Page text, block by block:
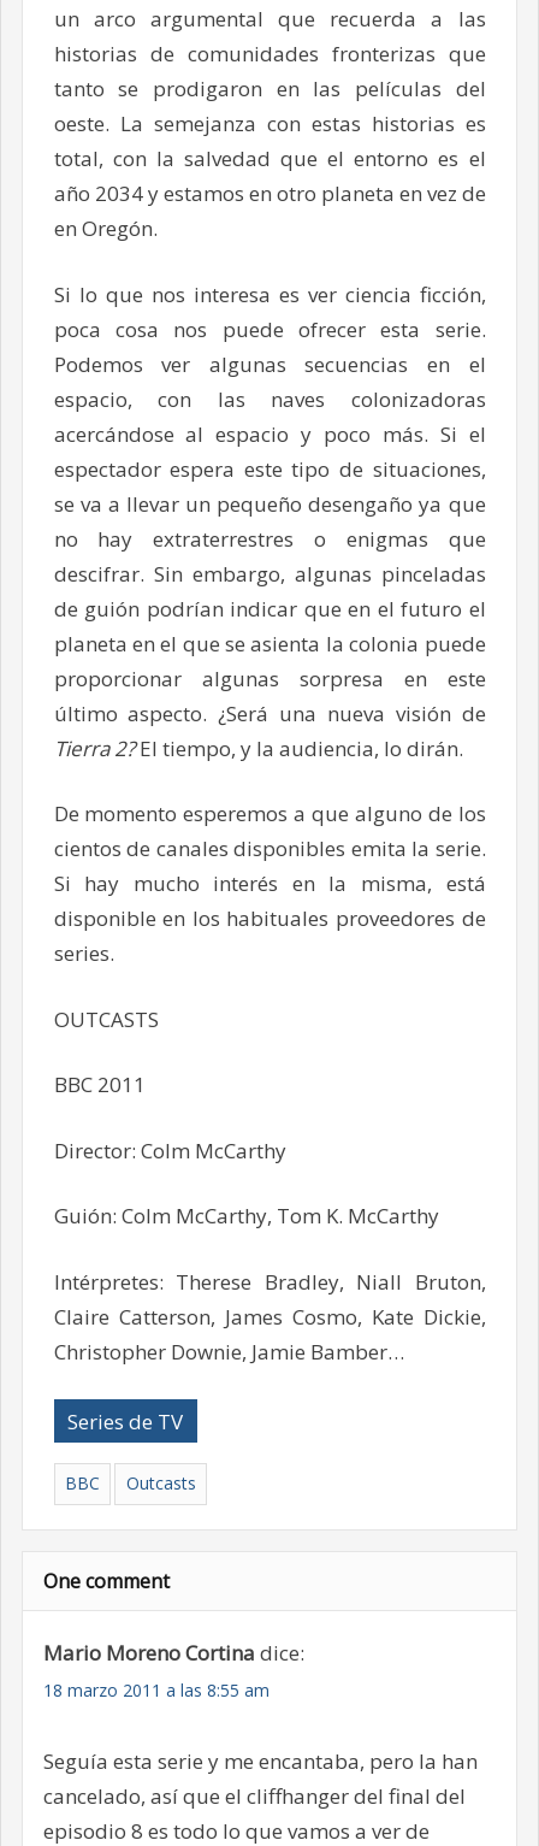
un arco argumental que recuerda a las
historias de comunidades fronterizas que
tanto se prodigaron en las películas del
oeste. La semejanza con estas historias es
total, con la salvedad que el entorno es el
año 2034 y estamos en otro planeta en vez de
en Oregón.
Si lo que nos interesa es ver ciencia ficción,
poca cosa nos puede ofrecer esta serie.
Podemos ver algunas secuencias en el
espacio, con las naves colonizadoras
acercándose al espacio y poco más. Si el
espectador espera este tipo de situaciones,
se va a llevar un pequeño desengaño ya que
no hay extraterrestres o enigmas que
descifrar. Sin embargo, algunas pinceladas
de guión podrían indicar que en el futuro el
planeta en el que se asienta la colonia puede
proporcionar algunas sorpresa en este
último aspecto. ¿Será una nueva visión de
Tierra 2?El tiempo, y la audiencia, lo dirán.
De momento esperemos a que alguno de los
cientos de canales disponibles emita la serie.
Si hay mucho interés en la misma, está
disponible en los habituales proveedores de
series.
OUTCASTS
BBC 2011
Director: Colm McCarthy
Guión: Colm McCarthy, Tom K. McCarthy
Intérpretes: Therese Bradley, Niall Bruton,
Claire Catterson, James Cosmo, Kate Dickie,
Christopher Downie, Jamie Bamber…
Series de TV
BBC Outcasts
One comment
Mario Moreno Cortina dice:
18 marzo 2011 a las 8:55 am
Seguía esta serie y me encantaba, pero la han
cancelado, así que el cliffhanger del final del
episodio 8 es todo lo que vamos a ver de